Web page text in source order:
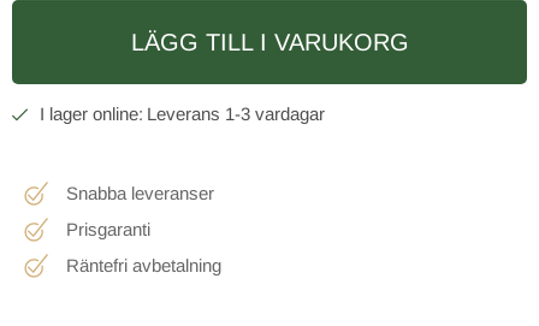
LÄGG TILL I VARUKORG
1-3 vardagar
Snabba leveranser
Prisgaranti
Räntefri avbetalning